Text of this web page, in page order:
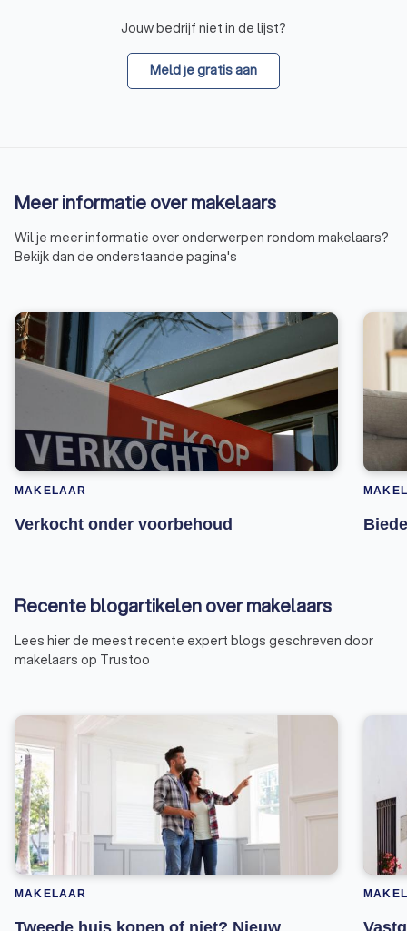
Jouw bedrijf niet in de lijst?
Meld je gratis aan
Meer informatie over makelaars
Wil je meer informatie over onderwerpen rondom makelaars?
Bekijk dan de onderstaande pagina's
MAKELAAR
Verkocht onder voorbehoud
Recente blogartikelen over makelaars
Lees hier de meest recente expert blogs geschreven door
makelaars op Trustoo
MAKELAAR